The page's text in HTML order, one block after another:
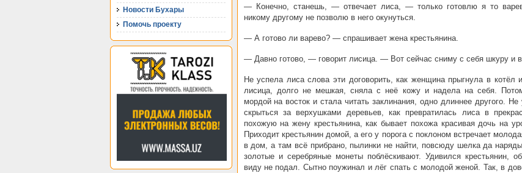
Новости Бухары
Помочь проекту
— Конечно, станешь, — отвечает лиса, — только готовлю я то
никому другому не позволю в него окунуться.
— А готово ли варево? — спрашивает жена крестьянина.
— Давно готово, — говорит лисица. — Вот сейчас сниму с себя шкуру и
Не успела лиса слова эти договорить, как женщина прыгнула в котёл
лисица, долго не мешкая, сняла с неё кожу и надела на себя.
мордой на восток и стала читать заклинания, одно длиннее другого. Не
скрыться за верхушками деревьев, как превратилась лиса в
похожую на жену крестьянина, как бывает похожа красивая дочь на
Приходит крестьянин домой, а его у порога с поклоном встречает
в дом, а там всё прибрано, пылинки не найти, повсюду шелка да
золотые и серебряные монеты поблёскивают. Удивился крестьянин,
виду не подал. Сытно поужинал и лёг спать с молодой женой. Так, в